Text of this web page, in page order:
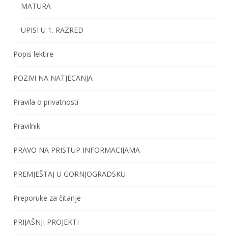
MATURA
UPISI U 1. RAZRED
Popis lektire
POZIVI NA NATJECANJA
Pravila o privatnosti
Pravilnik
PRAVO NA PRISTUP INFORMACIJAMA
PREMJEŠTAJ U GORNJOGRADSKU
Preporuke za čitanje
PRIJAŠNJI PROJEKTI